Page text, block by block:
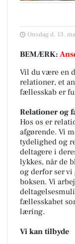
Onsdag d. 13.
BEMÆRK:
Vil du være en
relationer, et
fællesskab er
Relationer og
Hos os er
afgørende. Vi
tydelighed og
deltagere i
lykkes, når de
og derfor ser
boksen. Vi
fællesskabet
læring.
Vi kan tilbyde